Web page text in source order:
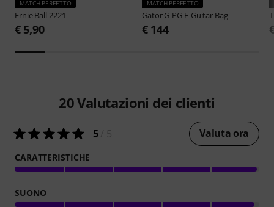
MATCH PERFETTO
Ernie Ball 2221
€ 5,90
MATCH PERFETTO
GatorG-PG E-Guitar Bag
€ 144
20Valutazioni dei clienti
5/ 5 Valuta ora
CARATTERISTICHE
SUONO